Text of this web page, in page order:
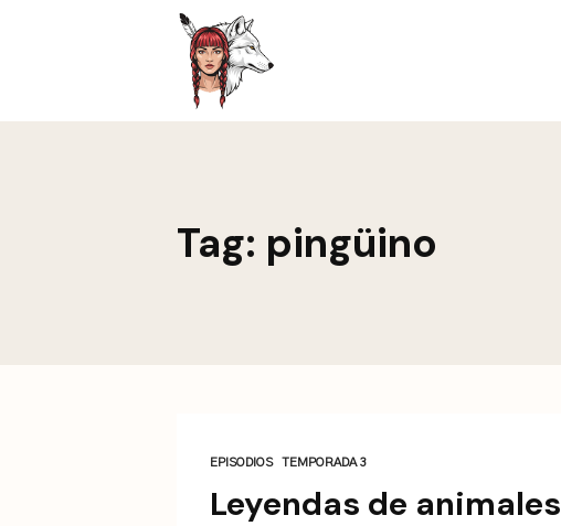
Tag: pingüino
EPISODIOS TEMPORADA 3
Leyendas de animales